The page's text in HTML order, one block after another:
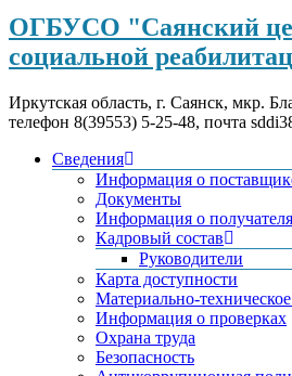
ОГБУСО "Саянский
социальной
Иркутская область, г. Саянск, мкр.
телефон 8(39553) 5-25-48, почта
Сведения
Информация о
Документы
Информация о
Кадровый состав
Руководители
Карта доступности
Материально-
Информация о проверках
Охрана труда
Безопасность